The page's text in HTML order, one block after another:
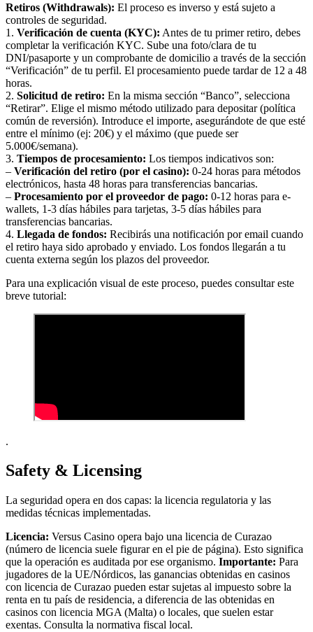
Retiros (Withdrawals): El proceso es inverso y está sujeto a
controles de seguridad.
1. Verificación de cuenta (KYC): Antes de tu primer retiro, debes
completar la verificación KYC. Sube una foto/clara de tu
DNI/pasaporte y un comprobante de domicilio a través de la sección
“Verificación” de tu perfil. El procesamiento puede tardar de 12 a 48
horas.
2. Solicitud de retiro: En la misma sección “Banco”, selecciona
“Retirar”. Elige el mismo método utilizado para depositar (política
común de reversión). Introduce el importe, asegurándote de que esté
entre el mínimo (ej: 20€) y el máximo (que puede ser
5.000€/semana).
3. Tiempos de procesamiento: Los tiempos indicativos son:
– Verificación del retiro (por el casino): 0-24 horas para métodos
electrónicos, hasta 48 horas para transferencias bancarias.
– Procesamiento por el proveedor de pago: 0-12 horas para e-
wallets, 1-3 días hábiles para tarjetas, 3-5 días hábiles para
transferencias bancarias.
4. Llegada de fondos: Recibirás una notificación por email cuando
el retiro haya sido aprobado y enviado. Los fondos llegarán a tu
cuenta externa según los plazos del proveedor.
Para una explicación visual de este proceso, puedes consultar este
breve tutorial:
.
Safety & Licensing
La seguridad opera en dos capas: la licencia regulatoria y las
medidas técnicas implementadas.
Licencia: Versus Casino opera bajo una licencia de Curazao
(número de licencia suele figurar en el pie de página). Esto significa
que la operación es auditada por ese organismo. Importante: Para
jugadores de la UE/Nórdicos, las ganancias obtenidas en casinos
con licencia de Curazao pueden estar sujetas al impuesto sobre la
renta en tu país de residencia, a diferencia de las obtenidas en
casinos con licencia MGA (Malta) o locales, que suelen estar
exentas. Consulta la normativa fiscal local.